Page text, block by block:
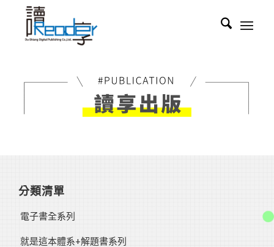
分類清單
電子書全系列
就是這本體系+解題書系列